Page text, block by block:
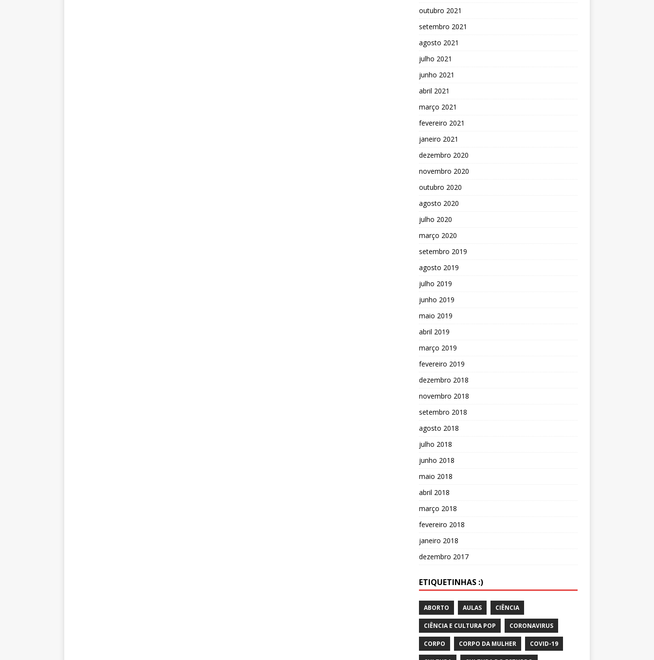
outubro 2021
setembro 2021
agosto 2021
julho 2021
junho 2021
abril 2021
março 2021
fevereiro 2021
janeiro 2021
dezembro 2020
novembro 2020
outubro 2020
agosto 2020
julho 2020
março 2020
setembro 2019
agosto 2019
julho 2019
junho 2019
maio 2019
abril 2019
março 2019
fevereiro 2019
dezembro 2018
novembro 2018
setembro 2018
agosto 2018
julho 2018
junho 2018
maio 2018
abril 2018
março 2018
fevereiro 2018
janeiro 2018
dezembro 2017
ETIQUETINHAS :)
ABORTO AULAS CIÊNCIA
CIÊNCIA E CULTURA POP CORONAVIRUS
CORPO CORPO DA MULHER COVID-19